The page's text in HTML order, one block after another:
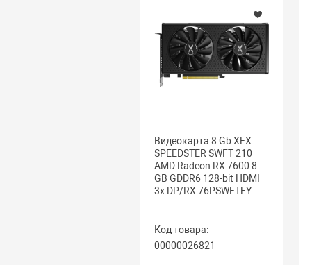
Видеокарта 8 Gb XFX
SPEEDSTER SWFT 210
AMD Radeon RX 7600 8
GB GDDR6 128-bit HDMI
3x DP/RX-76PSWFTFY
Код товара:
00000026821